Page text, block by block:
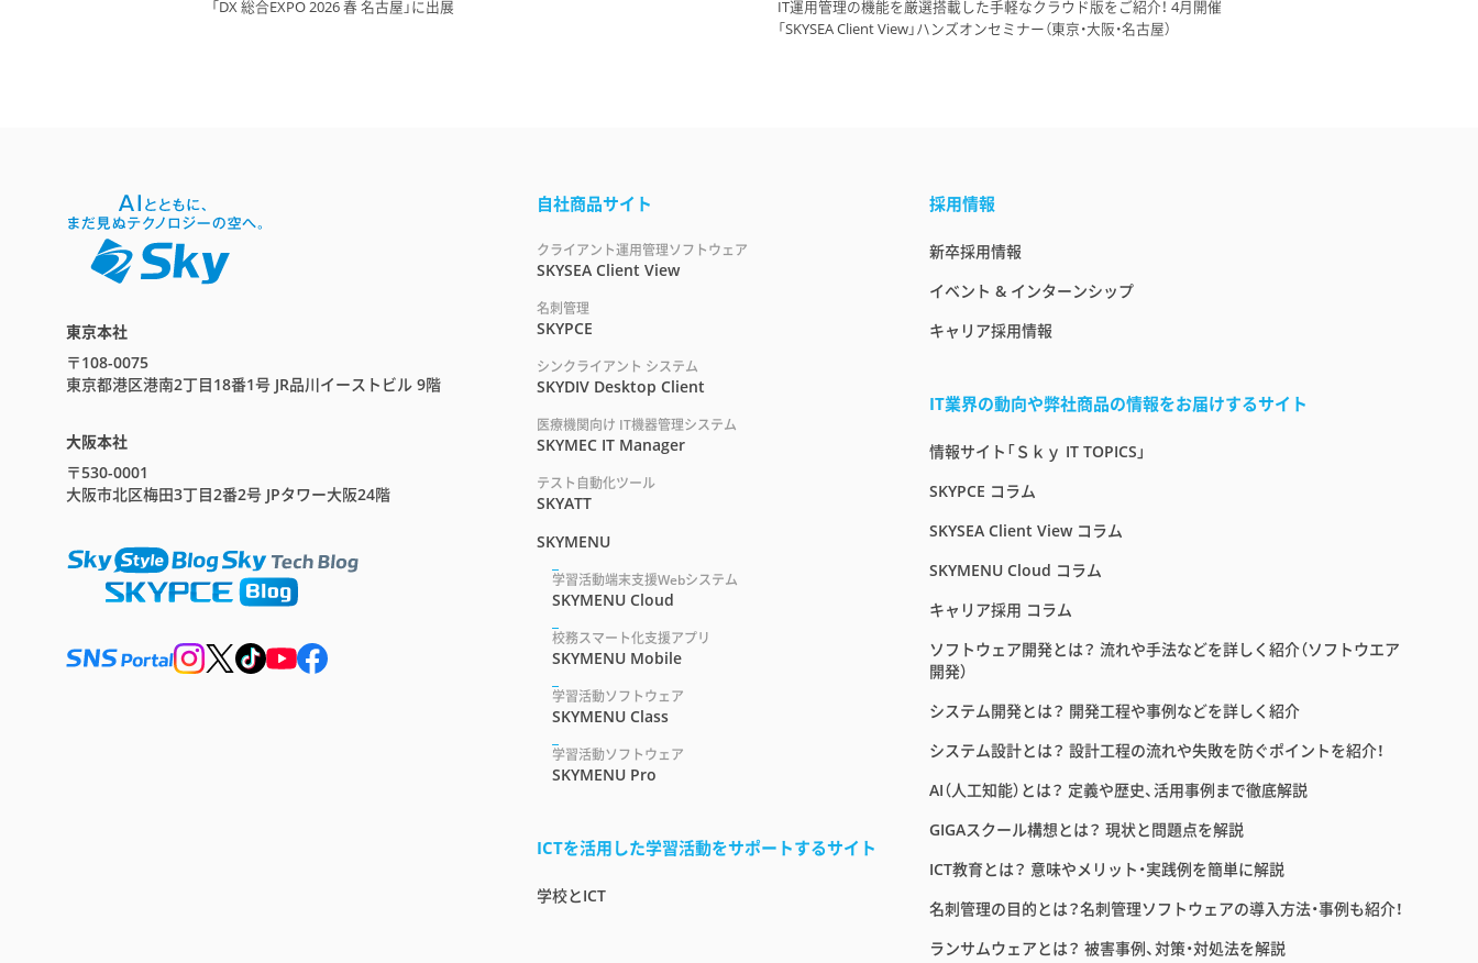
「DX 総合EXPO 2026 春 名古屋」に出展
IT運用管理の機能を厳選搭載した手軽なクラウド版をご紹介！ 4月開催
「SKYSEA Client View」ハンズオンセミナー（東京・大阪・名古屋）
東京本社
〒108-0075
東京都港区港南2丁目18番1号 JR品川イーストビル 9階
大阪本社
〒530-0001
大阪市北区梅田3丁目2番2号 JPタワー大阪24階
自社商品サイト
クライアント運用管理ソフトウェア
SKYSEA Client View
名刺管理
SKYPCE
シンクライアント システム
SKYDIV Desktop Client
医療機関向け IT機器管理システム
SKYMEC IT Manager
テスト自動化ツール
SKYATT
SKYMENU
学習活動端末支援Webシステム
SKYMENU Cloud
校務スマート化支援アプリ
SKYMENU Mobile
学習活動ソフトウェア
SKYMENU Class
学習活動ソフトウェア
SKYMENU Pro
ICTを活用した学習活動をサポートするサイト
学校とICT
採用情報
新卒採用情報
イベント & インターンシップ
キャリア採用情報
IT業界の動向や弊社商品の情報をお届けするサイト
情報サイト「Ｓｋｙ IT TOPICS」
SKYPCE コラム
SKYSEA Client View コラム
SKYMENU Cloud コラム
キャリア採用 コラム
ソフトウェア開発とは？ 流れや手法などを詳しく紹介（ソフトウエア
開発）
システム開発とは？ 開発工程や事例などを詳しく紹介
システム設計とは？ 設計工程の流れや失敗を防ぐポイントを紹介！
AI（人工知能）とは？ 定義や歴史、活用事例まで徹底解説
GIGAスクール構想とは？ 現状と問題点を解説
ICT教育とは？ 意味やメリット・実践例を簡単に解説
名刺管理の目的とは？名刺管理ソフトウェアの導入方法・事例も紹介！
ランサムウェアとは？ 被害事例、対策・対処法を解説